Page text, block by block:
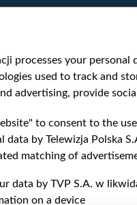
Вайна
processes your
used to track and
advertising, provide
to consent to the
data by Telewizja Polska
matching of
data by TVP S.A. w
on a device